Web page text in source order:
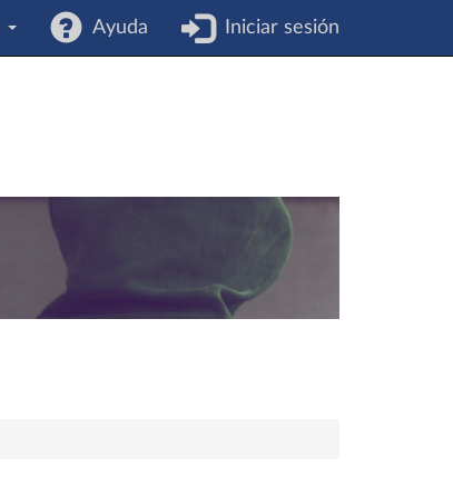
Ayuda Iniciar sesión